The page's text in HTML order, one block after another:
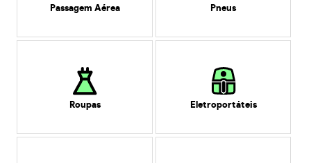
Passagem Aérea Pneus
Roupas Eletroportáteis